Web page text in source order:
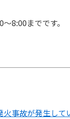
8:00までです。
火事故が発生して